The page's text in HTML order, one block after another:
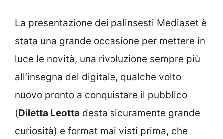
La presentazione dei palinsesti Mediaset è
stata una grande occasione per mettere in
luce le novità, una rivoluzione sempre più
all’insegna del digitale, qualche volto
nuovo pronto a conquistare il pubblico
(Diletta Leotta desta sicuramente grande
curiosità) e format mai visti prima, che